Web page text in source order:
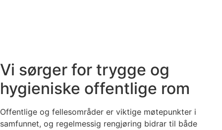
Vi sørger for trygge og
hygieniske offentlige rom
Offentlige og fellesområder er viktige møtepunkter i
samfunnet, og regelmessig rengjøring bidrar til både